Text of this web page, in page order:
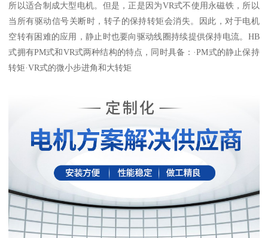
所以适合制成大型电机。但是，正是因为VR式不使用永磁铁，所以
当所有驱动信号关断时，转子的保持转矩会消失。因此，对于电机
空转有困难的应用，静止时也要向驱动线圈持续提供保持电流。HB
式拥有PM式和VR式两种结构的特点，同时具备：·PM式的静止保持
转矩·VR式的微小步进角和大转矩